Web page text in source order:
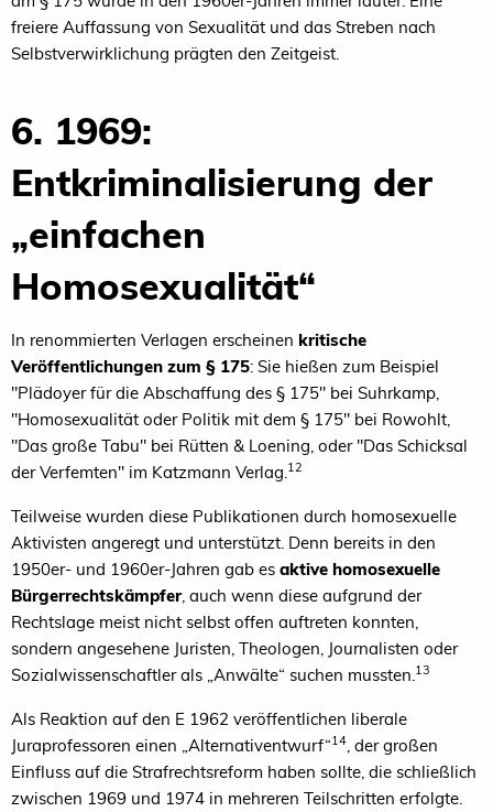
freiere Auffassung von Sexualität und das Streben nach
Selbstverwirklichung prägten den Zeitgeist.
6. 1969:
Entkriminalisierung der
„einfachen
Homosexualität“
In renommierten Verlagen erscheinen kritische
Veröffentlichungen zum § 175: Sie hießen zum Beispiel
"Plädoyer für die Abschaffung des § 175" bei Suhrkamp,
"Homosexualität oder Politik mit dem § 175" bei Rowohlt,
"Das große Tabu" bei Rütten & Loening, oder "Das Schicksal
der Verfemten" im Katzmann Verlag.12
Teilweise wurden diese Publikationen durch homosexuelle
Aktivisten angeregt und unterstützt. Denn bereits in den
1950er- und 1960er-Jahren gab es aktive homosexuelle
Bürgerrechtskämpfer, auch wenn diese aufgrund der
Rechtslage meist nicht selbst offen auftreten konnten,
sondern angesehene Juristen, Theologen, Journalisten oder
Sozialwissenschaftler als „Anwälte“ suchen mussten.13
Als Reaktion auf den E 1962 veröffentlichen liberale
Juraprofessoren einen „Alternativentwurf“14, der großen
Einfluss auf die Strafrechtsreform haben sollte, die schließlich
zwischen 1969 und 1974 in mehreren Teilschritten erfolgte.